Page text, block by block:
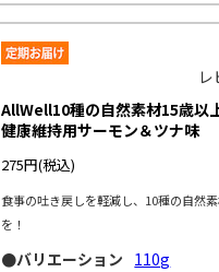
AllWell10種の自然素材15歳以
健康維持用サーモン＆ツナ味
275円(税込)
食事の吐き戻しを軽減し、10種の自然
を！
●バリエーション 110g